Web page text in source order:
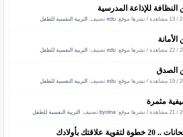
للإذاعة المدرسية
/ 13 مشاهدة / نشرها موقع: edu تصنيف: التربية النفسية للطفل
/ 22 مشاهدة / نشرها موقع: edu تصنيف: التربية النفسية للطفل
الصدق
/ 19 مشاهدة / نشرها موقع: edu تصنيف: التربية النفسية للطفل
مثمرة
/ 21 مشاهدة / نشرها موقع: byotna تصنيف: التربية النفسية للطفل
لتقوية علاقتك بأولادك